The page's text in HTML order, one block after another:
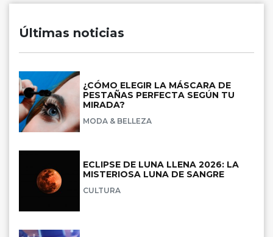
Últimas noticias
¿CÓMO ELEGIR LA MÁSCARA DE
PESTAÑAS PERFECTA SEGÚN TU
MIRADA?
MODA & BELLEZA
ECLIPSE DE LUNA LLENA 2026: LA
MISTERIOSA LUNA DE SANGRE
CULTURA